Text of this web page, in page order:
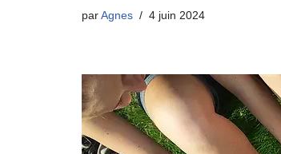
parAgnes 4 juin 2024